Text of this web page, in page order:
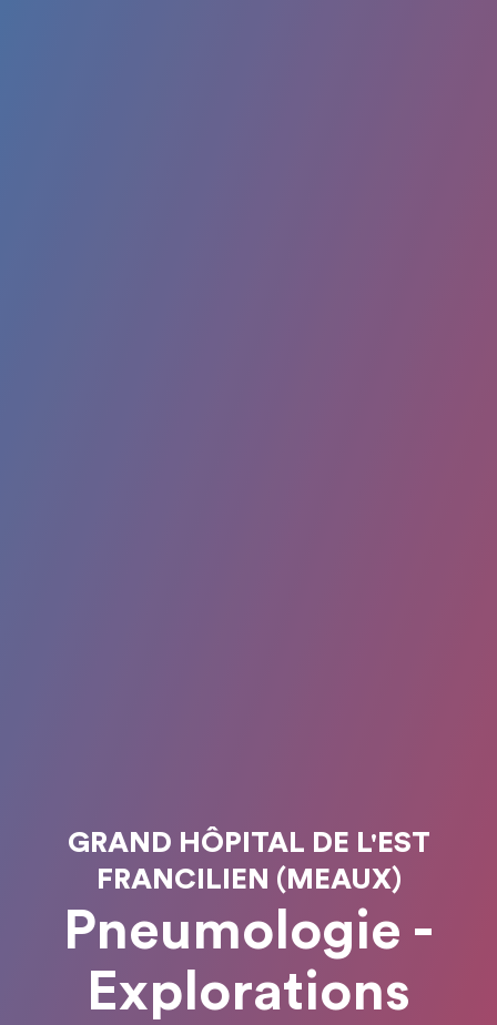
GRAND HÔPITAL DE L'EST
FRANCILIEN (MEAUX)
Pneumologie -
Explorations